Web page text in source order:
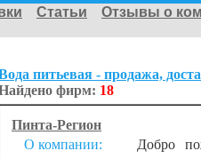
Статьи
Отзывы о
питьевая - продажа,
фирм: 18
Пинта-Регион
О компании:
Добро